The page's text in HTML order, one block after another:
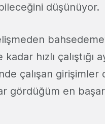
düşünüyor.
hızlı çalıştığı
çalışan girişimler
gördüğüm en